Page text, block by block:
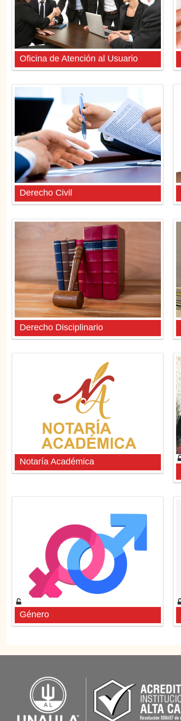
Oficina de Atención al Usuario
Derecho Civil
Derecho Disciplinario
Notaría Académica
Género